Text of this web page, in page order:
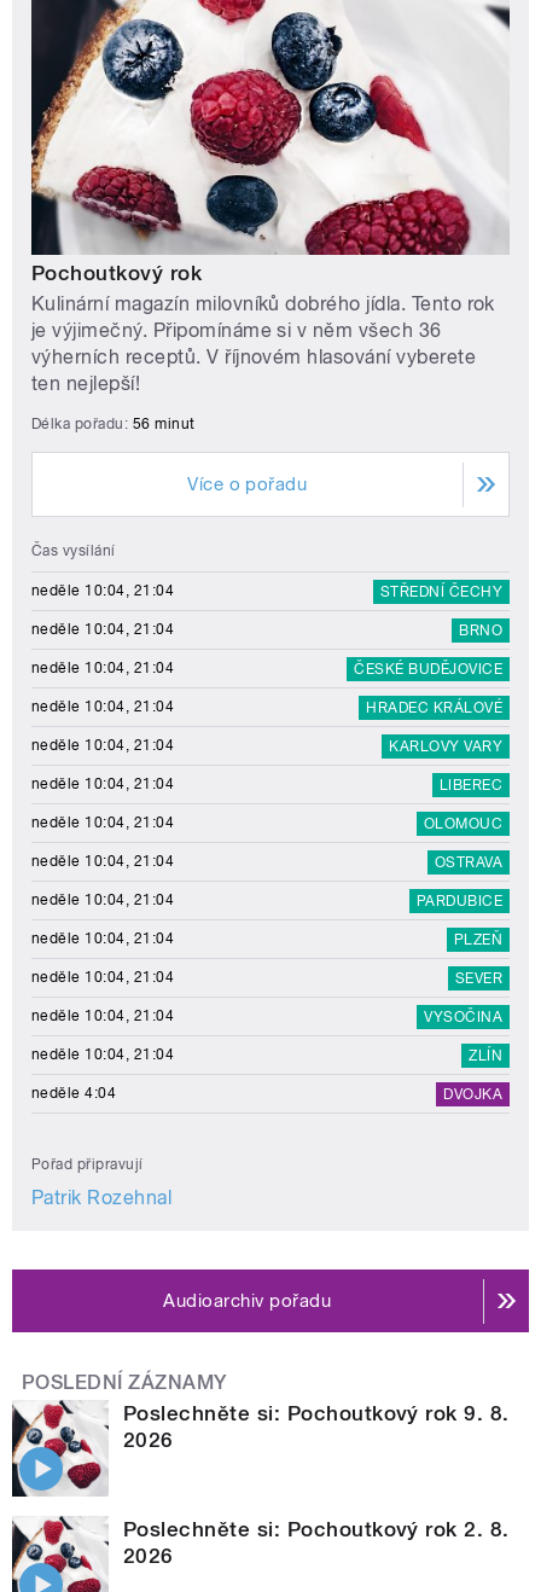
Pochoutkový rok
Kulinární magazín milovníků dobrého jídla. Tento rok
je výjimečný. Připomínáme si v něm všech 36
výherních receptů. V říjnovém hlasování vyberete
ten nejlepší!
Délka pořadu: 56 minut
Více o pořadu
Čas vysílání
neděle 10:04, 21:04 STŘEDNÍ ČECHY
neděle 10:04, 21:04 BRNO
neděle 10:04, 21:04 ČESKÉ BUDĚJOVICE
neděle 10:04, 21:04 HRADEC KRÁLOVÉ
neděle 10:04, 21:04 KARLOVY VARY
neděle 10:04, 21:04 LIBEREC
neděle 10:04, 21:04 OLOMOUC
neděle 10:04, 21:04 OSTRAVA
neděle 10:04, 21:04 PARDUBICE
neděle 10:04, 21:04 PLZEŇ
neděle 10:04, 21:04 SEVER
neděle 10:04, 21:04 VYSOČINA
neděle 10:04, 21:04 ZLÍN
neděle 4:04 DVOJKA
Pořad připravují
Patrik Rozehnal
Audioarchiv pořadu
POSLEDNÍ ZÁZNAMY
Poslechněte si: Pochoutkový rok 9. 8.
2026
Poslechněte si: Pochoutkový rok 2. 8.
2026